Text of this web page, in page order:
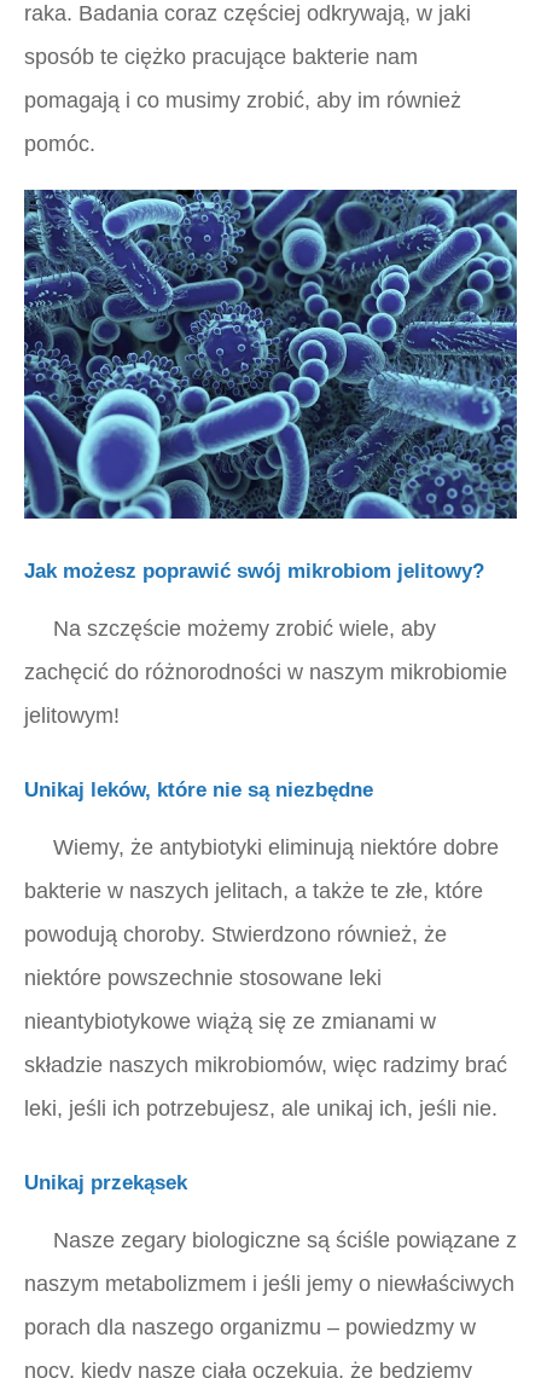
raka. Badania coraz częściej odkrywają, w jaki
sposób te ciężko pracujące bakterie nam
pomagają i co musimy zrobić, aby im również
pomóc.
Jak możesz poprawić swój mikrobiom jelitowy?
Na szczęście możemy zrobić wiele, aby
zachęcić do różnorodności w naszym mikrobiomie
jelitowym!
Unikaj leków, które nie są niezbędne
Wiemy, że antybiotyki eliminują niektóre dobre
bakterie w naszych jelitach, a także te złe, które
powodują choroby. Stwierdzono również, że
niektóre powszechnie stosowane leki
nieantybiotykowe wiążą się ze zmianami w
składzie naszych mikrobiomów, więc radzimy brać
leki, jeśli ich potrzebujesz, ale unikaj ich, jeśli nie.
Unikaj przekąsek
Nasze zegary biologiczne są ściśle powiązane z
naszym metabolizmem i jeśli jemy o niewłaściwych
porach dla naszego organizmu – powiedzmy w
nocy, kiedy nasze ciała oczekują, że będziemy